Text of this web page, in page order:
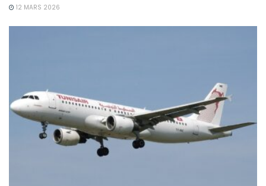
12 MARS 2026